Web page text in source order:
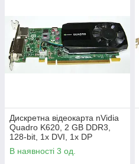
Дискретна відеокарта nVidia
Quadro K620, 2 GB DDR3,
128-bit, 1x DVI, 1x DP
В наявності 3 од.